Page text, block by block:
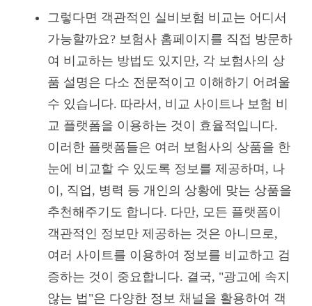
그렇다면 객관적인 실비보험 비교는 어디서
가능할까요? 보험사 홈페이지를 직접 방문하
여 비교하는 방법도 있지만, 각 보험사의 상
품 설명은 다소 전문적이고 이해하기 어려울
수 있습니다. 따라서, 비교 사이트나 보험 비
교 플랫폼을 이용하는 것이 효율적입니다.
이러한 플랫폼들은 여러 보험사의 상품을 한
눈에 비교할 수 있도록 정보를 제공하며, 나
이, 직업, 병력 등 개인의 상황에 맞는 상품을
추천해주기도 합니다. 다만, 모든 플랫폼이
객관적인 정보만 제공하는 것은 아니므로,
여러 사이트를 이용하여 정보를 비교하고 검
증하는 것이 중요합니다. 결국, "광고에 속지
않는 법"은 다양한 정보 채널을 활용하여 객